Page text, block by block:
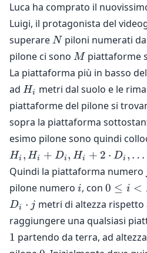
Luca ha comprato il
Luigi, il protagonista del
superare N
N piloni numerati
pilone ci sono M
M piattaforme
La piattaforma più in basso
ad H_i
Hi metri dal suolo e le
piattaforme del pilone si
sopra la piattaforma
esimo pilone sono quindi
Hi , Hi + Di , Hi + 2 ⋅ Di , …
Quindi la piattaforma numero
pilone numero i
i, con 0
\le
<
N
0 ≤ i <
Di ⋅ j metri di altezza rispetto
raggiungere una qualsiasi
1 partendo da terra, ad